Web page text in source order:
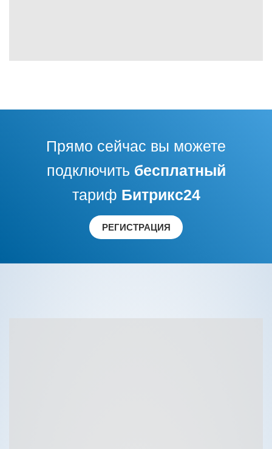
Прямо сейчас вы можете
подключить бесплатный
тариф Битрикс24
РЕГИСТРАЦИЯ